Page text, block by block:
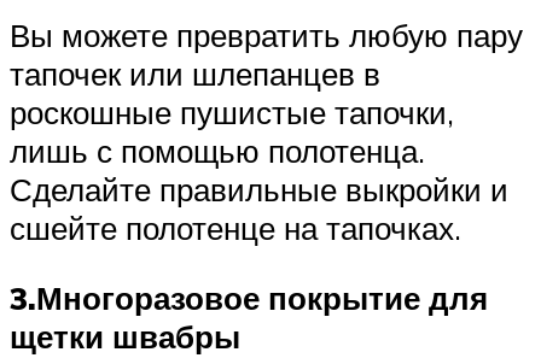
Вы можете превратить любую пару
тапочек или шлепанцев в
роскошные пушистые тапочки,
лишь с помощью полотенца.
Сделайте правильные выкройки и
сшейте полотенце на тапочках.
3.Многоразовое покрытие для
щетки швабры